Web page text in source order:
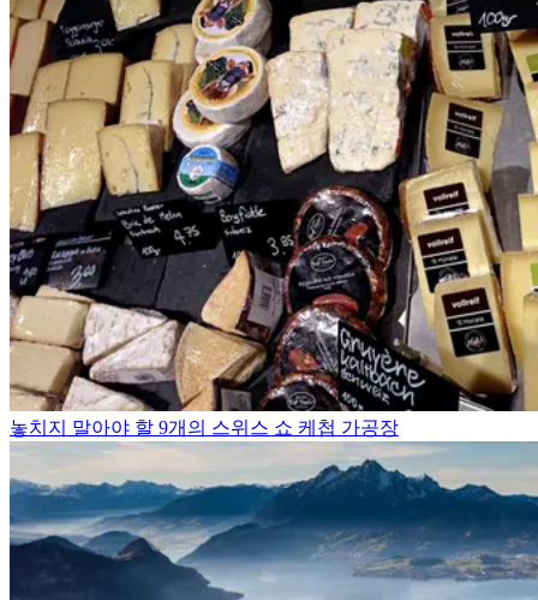
놓치지 말아야 할 9개의 스위스 쇼 케첩 가공장